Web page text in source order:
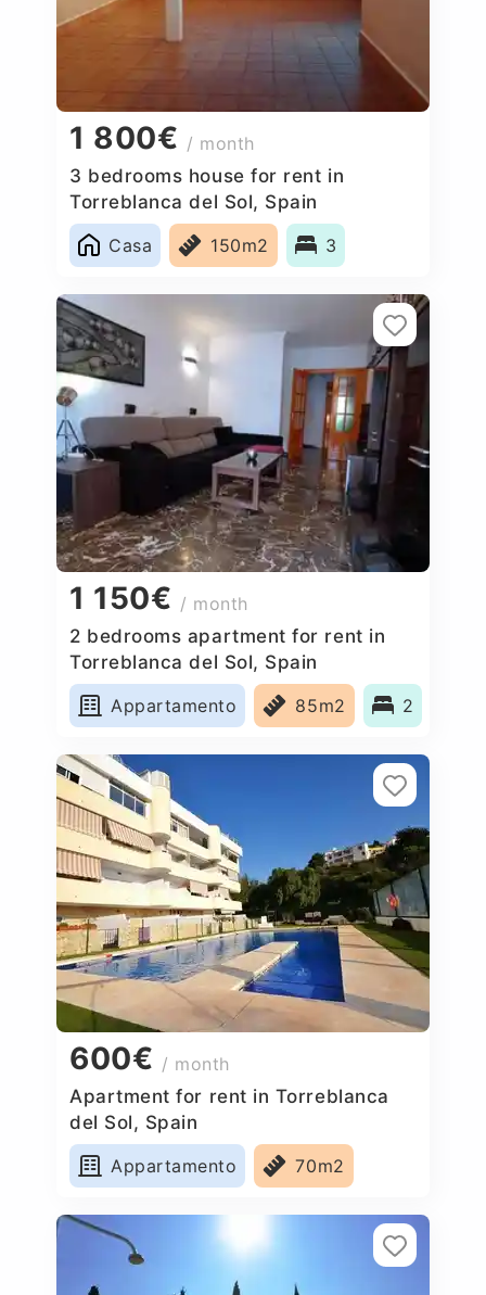
1 800€ / month
3 bedrooms house for rent in
Torreblanca del Sol, Spain
Casa
150m2 3
1 150€ / month
2 bedrooms apartment for rent in
Torreblanca del Sol, Spain
Appartamento
85m2 2
600€ / month
Apartment for rent in Torreblanca
del Sol, Spain
Appartamento
70m2